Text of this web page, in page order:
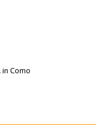
in Como